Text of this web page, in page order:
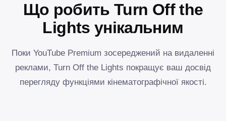
Що робить Turn Off the
Lights унікальним
Поки YouTube Premium зосереджений на видаленні
реклами, Turn Off the Lights покращує ваш досвід
перегляду функціями кінематографічної якості.